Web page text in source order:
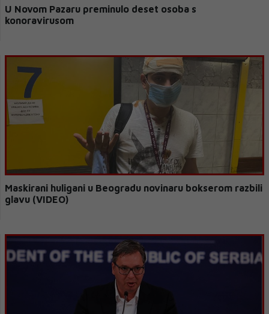
U Novom Pazaru preminulo deset osoba s
konoravirusom
Maskirani huligani u Beogradu novinaru bokserom razbili
glavu (VIDEO)